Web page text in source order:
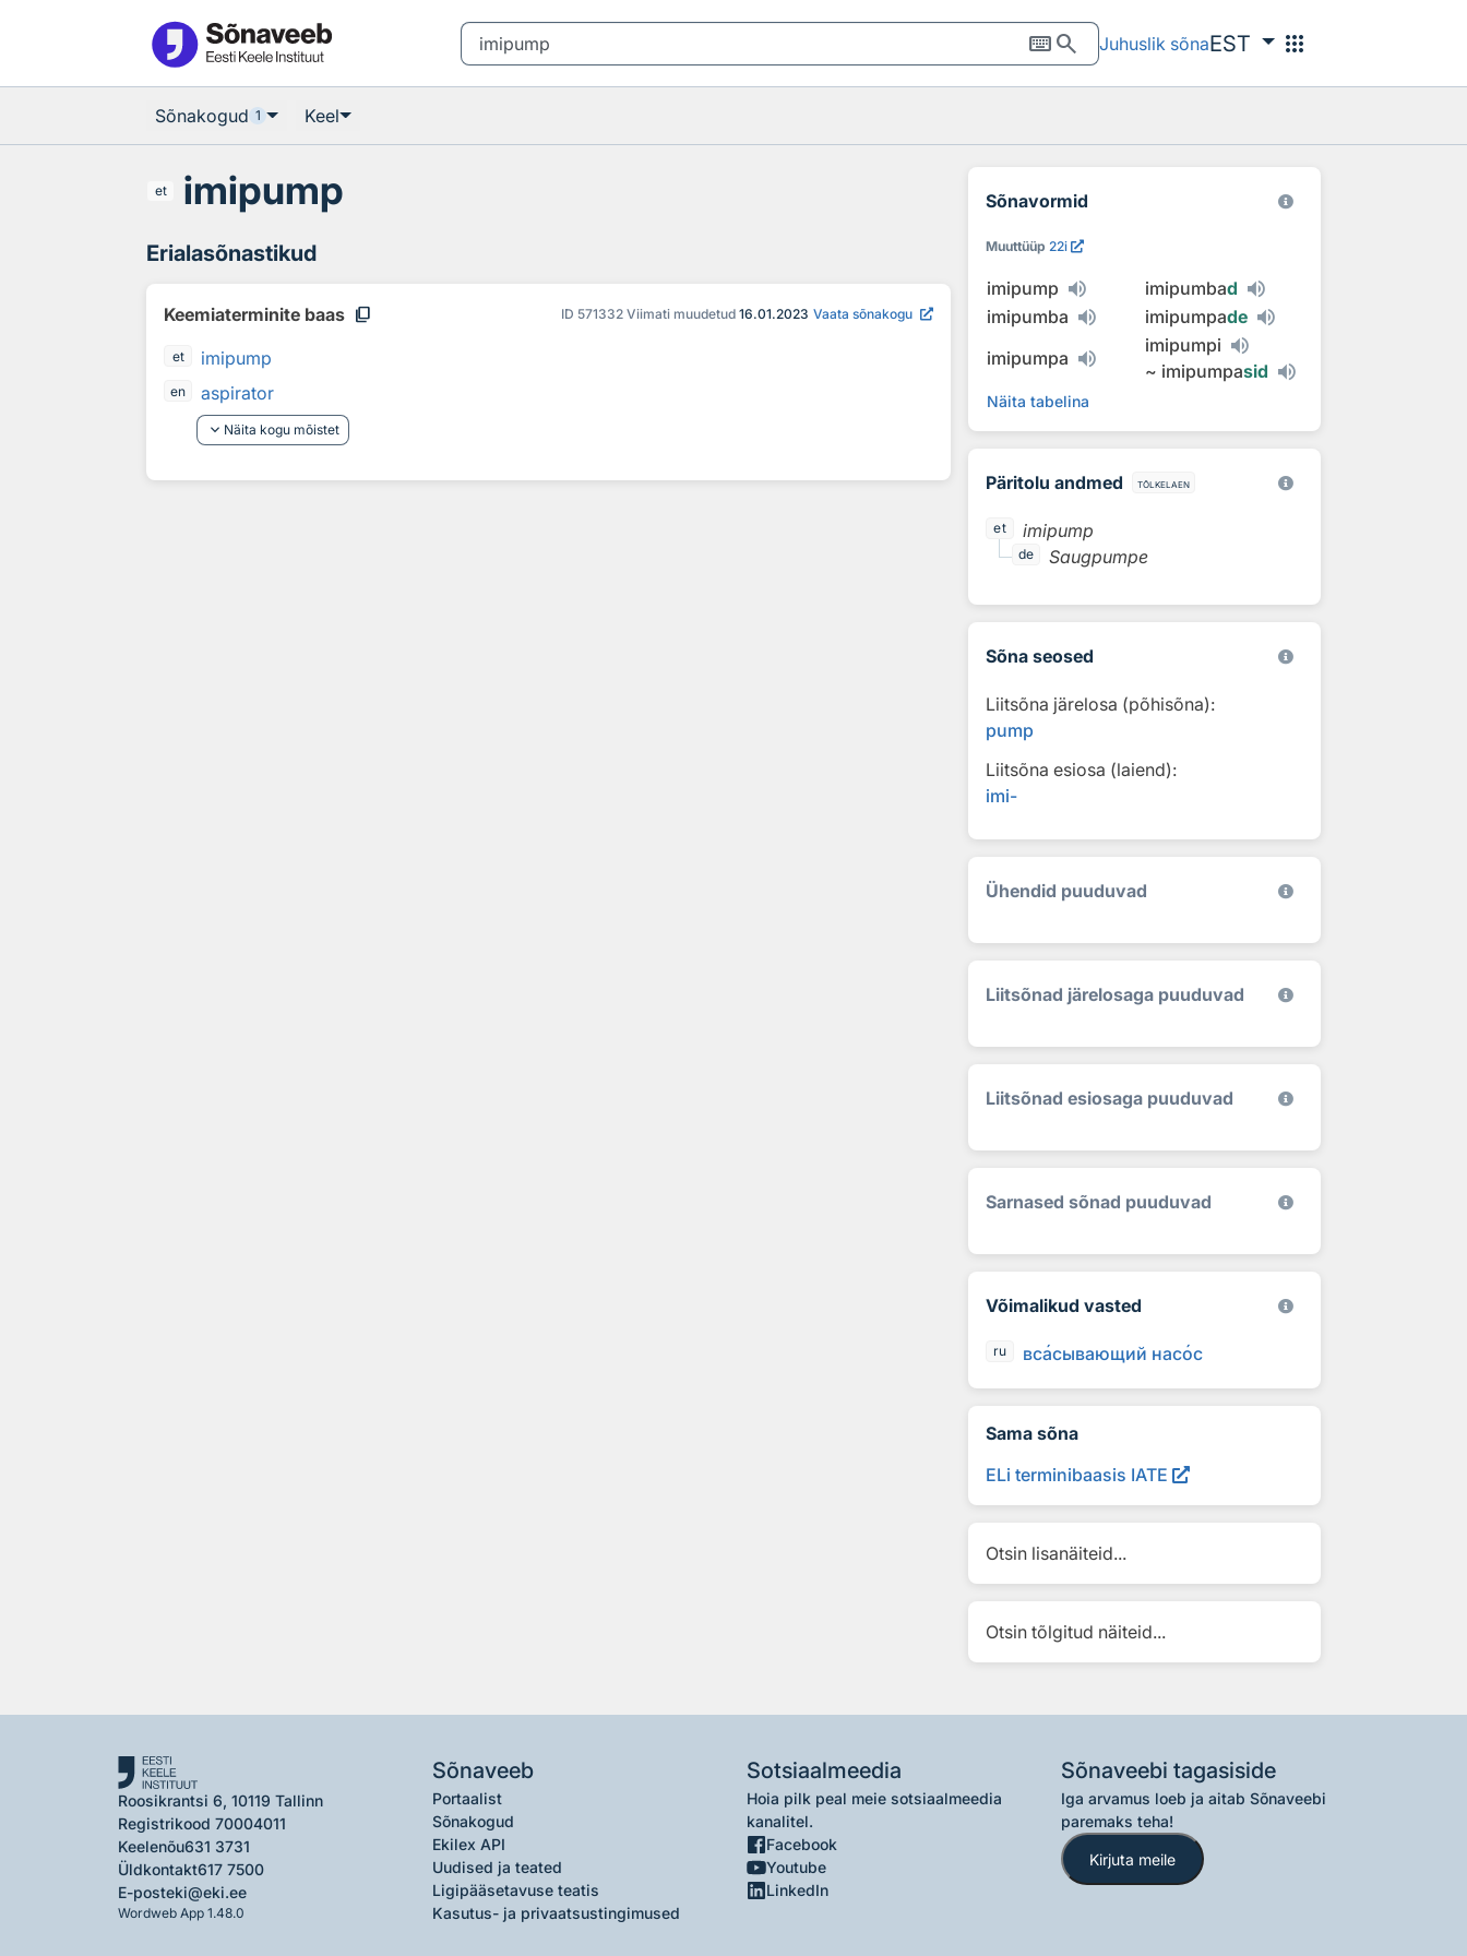
keyboardsearch Juhuslik sõnaEST apps
Sõnakogud 1 Keel
et imipump
Erialasõnastikud
Keemiaterminite baas content_copy ID 571332 Viimati muudetud 16.01.2023 Vaata sõnakogu
et imipump
en
aspirator
keyboard_arrow_down Näita kogu mõistet
Sõnavormid
Muuttüüp 22i
imipump imipumbad
imipumba
imipumpade
imipumpa
imipumpi
~ imipumpasid
Näita tabelina
Päritolu andmed tõlkelaen
et imipump
de Saugpumpe
Sõna seosed
Liitsõna järelosa (põhisõna):
pump
Liitsõna esiosa (laiend):
imi-
Ühendid puuduvad
Liitsõnad järelosaga puuduvad
Liitsõnad esiosaga puuduvad
Sarnased sõnad puuduvad
Võimalikud vasted
ru всасывающий насос
Sama sõna
ELi terminibaasis IATE
Otsin lisanäiteid...
Otsin tõlgitud näiteid...
Roosikrantsi 6, 10119 Tallinn
Registrikood 70004011
Keelenõu631 3731
Üldkontakt617 7500
E-posteki@eki.ee
Wordweb App 1.48.0
Sõnaveeb
Portaalist
Sõnakogud
Ekilex API
Uudised ja teated
Ligipääsetavuse teatis
Kasutus- ja privaatsustingimused
Sotsiaalmeedia
Hoia pilk peal meie sotsiaalmeedia
kanalitel.
Facebook
Youtube
LinkedIn
Sõnaveebi tagasiside
Iga arvamus loeb ja aitab Sõnaveebi
paremaks teha!
Kirjuta meile